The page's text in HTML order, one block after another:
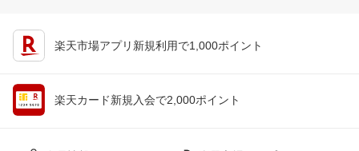
楽天市場アプリ新規利用で1,000ポイント
楽天カード新規入会で2,000ポイント